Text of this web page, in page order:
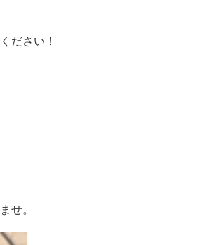
ださい！
せ。